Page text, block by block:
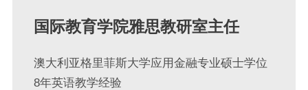
国际教育学院雅思教研室主任
澳大利亚格里菲斯大学应用金融专业硕士学位
8年英语教学经验